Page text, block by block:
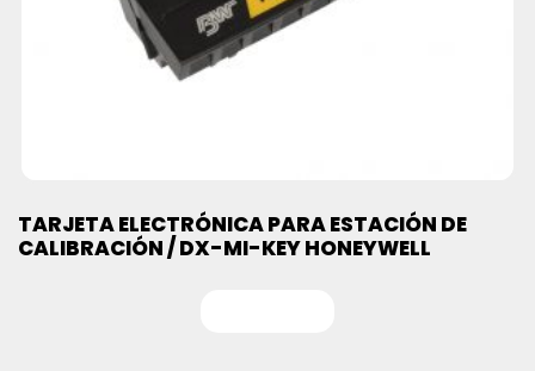
TARJETA ELECTRÓNICA PARA ESTACIÓN DE
CALIBRACIÓN / DX-MI-KEY HONEYWELL